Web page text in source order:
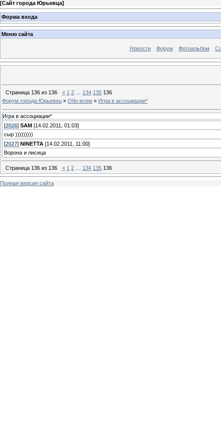
[Сайт города Юрьевца]
Форма входа
Меню сайта
Новости Форум Фотоальбом
Страница 136 из 136 « 1 2 134 135 136
Форум города Юрьевец » Обо всем » Игра в ассоциации*
Игра в ассоциации*
[2026] SAM [14.02.2011, 01:03]
сыр )))))))))
[2027] NINETTA [14.02.2011, 11:00]
Ворона и лисица
Страница 136 из 136 « 1 2 134 135 136
Полная версия сайта